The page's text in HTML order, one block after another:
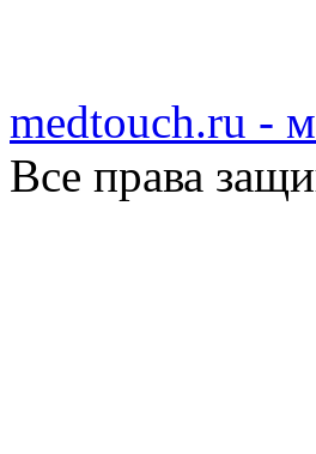
medtouch.ru -
Все права